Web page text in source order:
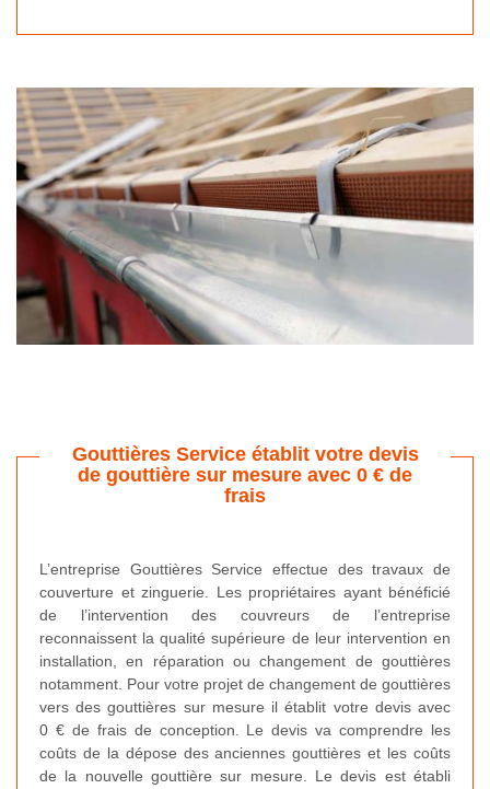
Gouttières Service établit votre devis
de gouttière sur mesure avec 0 € de
frais
L’entreprise Gouttières Service effectue des travaux de
couverture et zinguerie. Les propriétaires ayant bénéficié
de l’intervention des couvreurs de l’entreprise
reconnaissent la qualité supérieure de leur intervention en
installation, en réparation ou changement de gouttières
notamment. Pour votre projet de changement de gouttières
vers des gouttières sur mesure il établit votre devis avec
0 € de frais de conception. Le devis va comprendre les
coûts de la dépose des anciennes gouttières et les coûts
de la nouvelle gouttière sur mesure. Le devis est établi